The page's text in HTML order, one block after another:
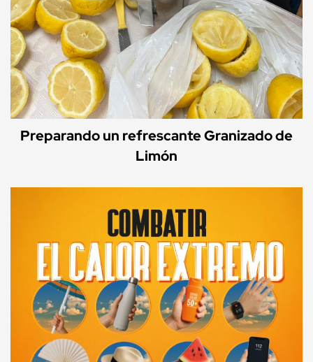
Preparando un refrescante Granizado de
Limón